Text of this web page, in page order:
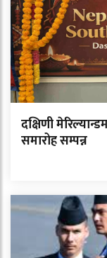
दक्षिणी
समारोह सम्पन्न